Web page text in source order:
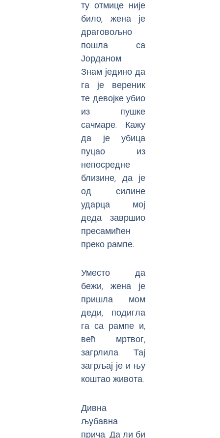
ту отмице није
било, жена је
драговољно
пошла са
Јорданом.
Знам једино да
га је вереник
те девојке убио
из пушке
сачмаре. Кажу
да је убица
пуцао из
непосредне
близине, да је
од силине
ударца мој
деда завршио
пресамићен
преко рампе.
Уместо да
бежи, жена је
пришла мом
деди, подигла
га са рампе и,
већ мртвог,
загрлила. Тај
загрљај је и њу
коштао живота.
Дивна
љубавна
прича. Да ли би